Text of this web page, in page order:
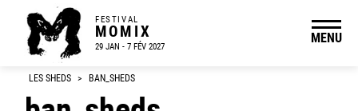
FESTIVAL
MOMIX
29 JAN - 7 FÉV 2027
MENU
LES SHEDS > BAN_SHEDS